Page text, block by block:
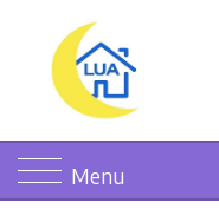
Menu